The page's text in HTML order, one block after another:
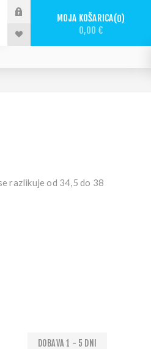
MOJA KOŠARICA 0
0,00 €
razlikuje od 34,5 do 38
DOBAVA 1 - 5 DNI